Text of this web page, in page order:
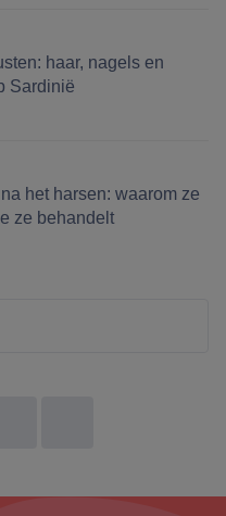
haar, nagels en
Sardinië
het harsen: waarom ze
ze behandelt